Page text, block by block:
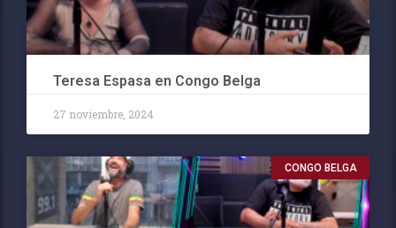
Teresa Espasa en Congo Belga
27 noviembre, 2024
CONGO BELGA